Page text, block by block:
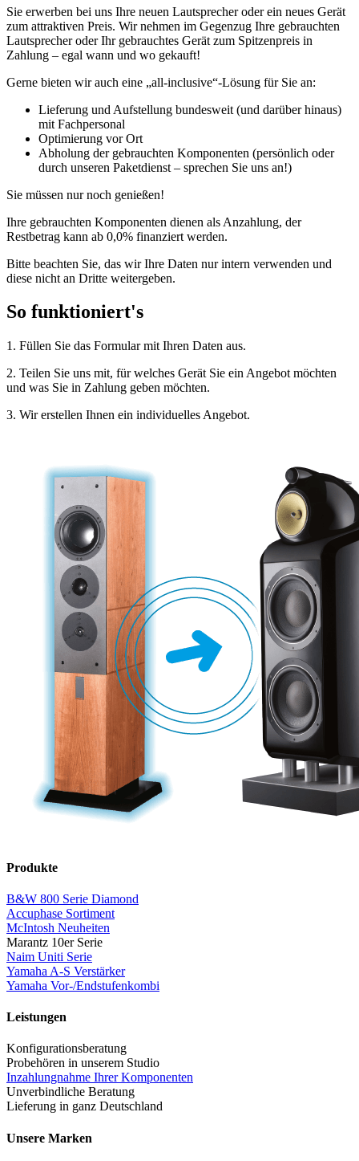
Sie erwerben bei uns Ihre neuen Lautsprecher oder ein neues Gerät
zum attraktiven Preis. Wir nehmen im Gegenzug Ihre gebrauchten
Lautsprecher oder Ihr gebrauchtes Gerät zum Spitzenpreis in
Zahlung – egal wann und wo gekauft!
Gerne bieten wir auch eine „all-inclusive“-Lösung für Sie an:
Lieferung und Aufstellung bundesweit (und darüber hinaus)
mit Fachpersonal
Optimierung vor Ort
Abholung der gebrauchten Komponenten (persönlich oder
durch unseren Paketdienst – sprechen Sie uns an!)
Sie müssen nur noch genießen!
Ihre gebrauchten Komponenten dienen als Anzahlung, der
Restbetrag kann ab 0,0% finanziert werden.
Bitte beachten Sie, das wir Ihre Daten nur intern verwenden und
diese nicht an Dritte weitergeben.
So funktioniert's
1. Füllen Sie das Formular mit Ihren Daten aus.
2. Teilen Sie uns mit, für welches Gerät Sie ein Angebot möchten
und was Sie in Zahlung geben möchten.
3. Wir erstellen Ihnen ein individuelles Angebot.
Produkte
B&W 800 Serie Diamond
Accuphase Sortiment
McIntosh Neuheiten
Marantz 10er Serie
Naim Uniti Serie
Yamaha A-S Verstärker
Yamaha Vor-/Endstufenkombi
Leistungen
Konfigurationsberatung
Probehören in unserem Studio
Inzahlungnahme Ihrer Komponenten
Unverbindliche Beratung
Lieferung in ganz Deutschland
Unsere Marken